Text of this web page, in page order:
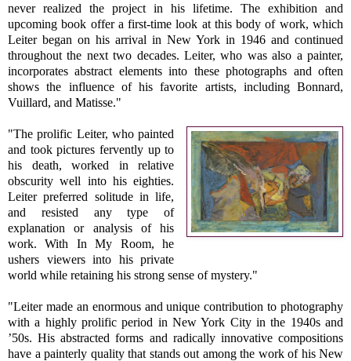
never realized the project in his lifetime. The exhibition and
upcoming book offer a first-time look at this body of work, which
Leiter began on his arrival in New York in 1946 and continued
throughout the next two decades. Leiter, who was also a painter,
incorporates abstract elements into these photographs and often
shows the influence of his favorite artists, including Bonnard,
Vuillard, and Matisse."
"The prolific Leiter, who painted
and took pictures fervently up to
his death, worked in relative
obscurity well into his eighties.
Leiter preferred solitude in life,
and resisted any type of
explanation or analysis of his
work. With In My Room, he
ushers viewers into his private
world while retaining his strong sense of mystery."
"Leiter made an enormous and unique contribution to photography
with a highly prolific period in New York City in the 1940s and
’50s. His abstracted forms and radically innovative compositions
have a painterly quality that stands out among the work of his New